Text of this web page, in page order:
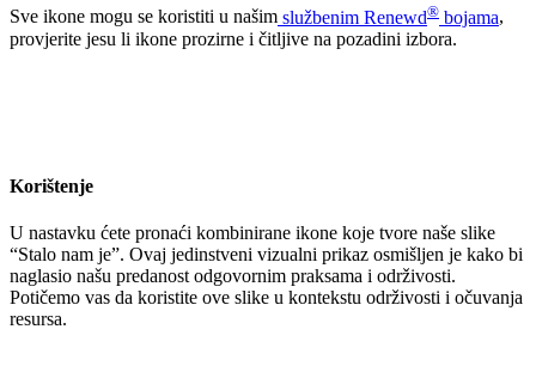
Sve ikone mogu se koristiti u našim službenim Renewd® bojama,
provjerite jesu li ikone prozirne i čitljive na pozadini izbora.
Korištenje
U nastavku ćete pronaći kombinirane ikone koje tvore naše slike
“Stalo nam je”. Ovaj jedinstveni vizualni prikaz osmišljen je kako bi
naglasio našu predanost odgovornim praksama i održivosti.
Potičemo vas da koristite ove slike u kontekstu održivosti i očuvanja
resursa.